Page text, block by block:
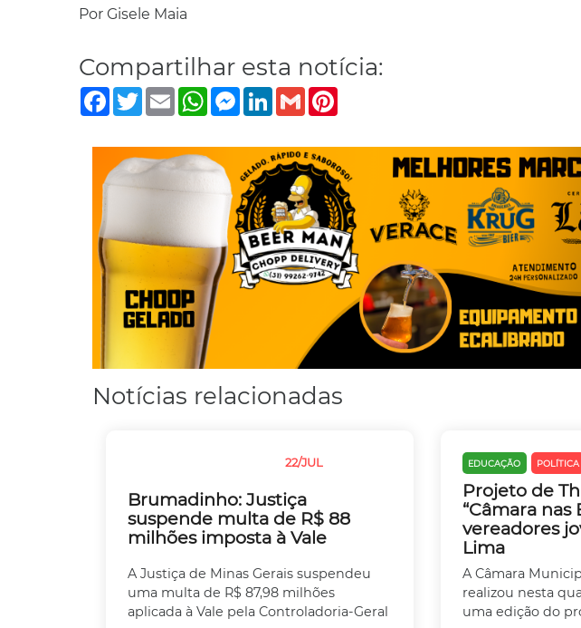
Por Gisele Maia
Compartilhar esta notícia:
Facebook
TwitterEmailWhatsApp
Messenger
LinkedIn
Gmail
Notícias relacionadas
22/JUL
Brumadinho: Justiça
suspende multa de R$ 88
milhões imposta à Vale
A Justiça de Minas Gerais suspendeu
uma multa de R$ 87,98 milhões
aplicada à Vale pela Controladoria-Geral
EDUCAÇÃO POLÍTICA
Projeto de
“Câmara nas
vereadores
Lima
A Câmara
realizou nesta
uma edição do